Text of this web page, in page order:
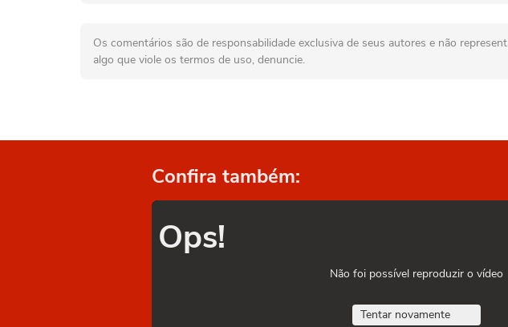
Os comentários são de responsabilidade exclusiva de seus autores e não
algo que viole os termos de uso, denuncie.
Confira também:
Ops!
Não foi possível reproduzir o vídeo
Tentar novamente